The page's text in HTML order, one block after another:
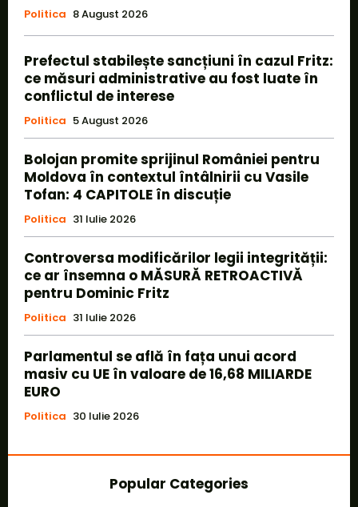
Politica 8 August 2026
Prefectul stabilește sancțiuni în cazul Fritz:
ce măsuri administrative au fost luate în
conflictul de interese
Politica 5 August 2026
Bolojan promite sprijinul României pentru
Moldova în contextul întâlnirii cu Vasile
Tofan: 4 CAPITOLE în discuție
Politica 31 Iulie 2026
Controversa modificărilor legii integrității:
ce ar însemna o MĂSURĂ RETROACTIVĂ
pentru Dominic Fritz
Politica 31 Iulie 2026
Parlamentul se află în fața unui acord
masiv cu UE în valoare de 16,68 MILIARDE
EURO
Politica 30 Iulie 2026
Popular Categories